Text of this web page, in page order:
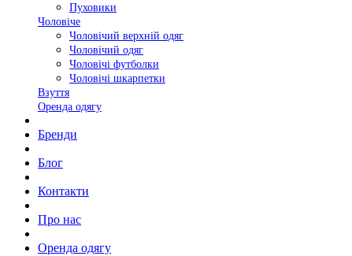
Пуховики
Чоловіче
Чоловічий верхній одяг
Чоловічий одяг
Чоловічі футболки
Чоловічі шкарпетки
Взуття
Оренда одягу
Бренди
Блог
Контакти
Про нас
Оренда одягу